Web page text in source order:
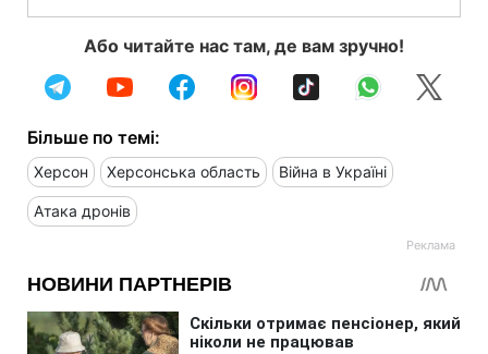
Або читайте нас там, де вам зручно!
Більше по темі:
Херсон Херсонська область Війна в Україні
Атака дронів